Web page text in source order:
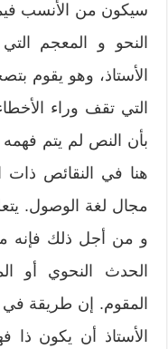
سيكون من الأنسب
النحو و المعجم
الأستاذ، وهو يقوم
التي تقف وراء
بأن النص لم يتم فهمه
هنا في النقائص ذات
مجال لغة الوصول.
و من أجل ذلك فإنه
الحدث النحوي أو
المقوم. إن طريقة
الأستاذ أن يكون ذا